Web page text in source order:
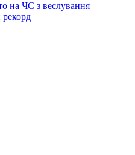
на ЧС з веслування –
рекорд